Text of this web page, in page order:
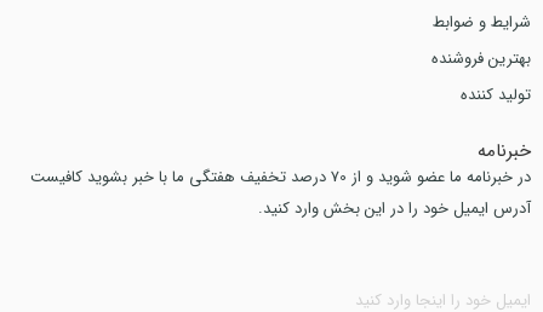
شرایط و ضوابط
بهترین فروشنده
تولید کننده
خبرنامه
در خبرنامه ما عضو شوید و از 70 درصد تخفیف هفتگی ما با خبر بشوید کافیست
آدرس ایمیل خود را در این بخش وارد کنید.